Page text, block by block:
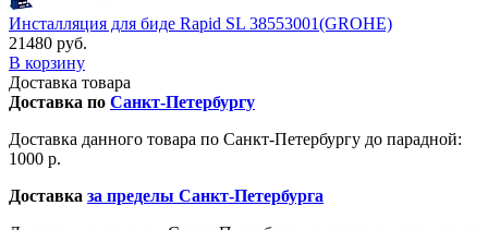
Инсталляция для биде Rapid SL 38553001(GROHE)
21480 руб.
В корзину
Доставка товара
Доставка по Санкт-Петербургу
Доставка данного товара по Санкт-Петербургу до парадной:
1000 р.
Доставка за пределы Санкт-Петербурга